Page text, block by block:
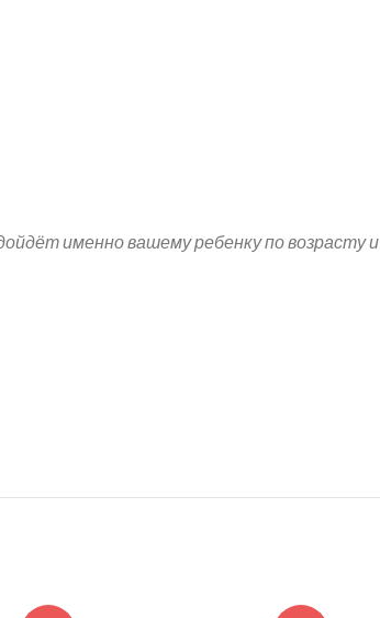
именно вашему ребенку по возрасту и